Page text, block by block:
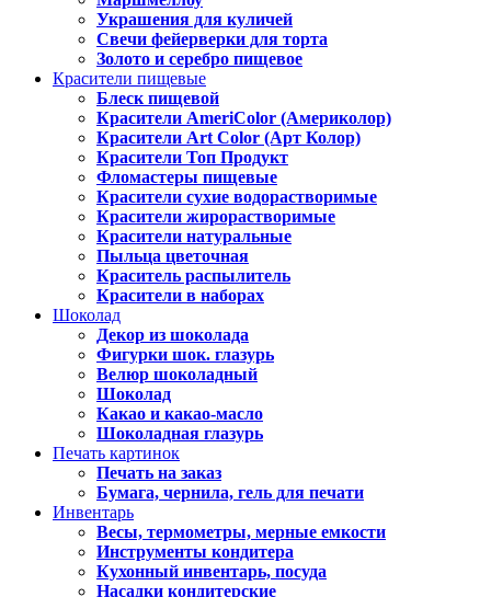
Украшения для куличей
Свечи фейерверки для торта
Золото и серебро пищевое
Красители пищевые
Блеск пищевой
Красители AmeriColor (Америколор)
Красители Art Color (Арт Колор)
Красители Топ Продукт
Фломастеры пищевые
Красители сухие водорастворимые
Красители жирорастворимые
Красители натуральные
Пыльца цветочная
Краситель распылитель
Красители в наборах
Шоколад
Декор из шоколада
Фигурки шок. глазурь
Велюр шоколадный
Шоколад
Какао и какао-масло
Шоколадная глазурь
Печать картинок
Печать на заказ
Бумага, чернила, гель для печати
Инвентарь
Весы, термометры, мерные емкости
Инструменты кондитера
Кухонный инвентарь, посуда
Насадки кондитерские